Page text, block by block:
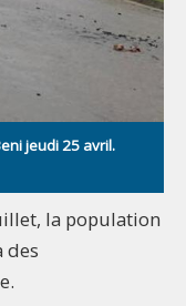
jeudi 25 avril.
la population
des